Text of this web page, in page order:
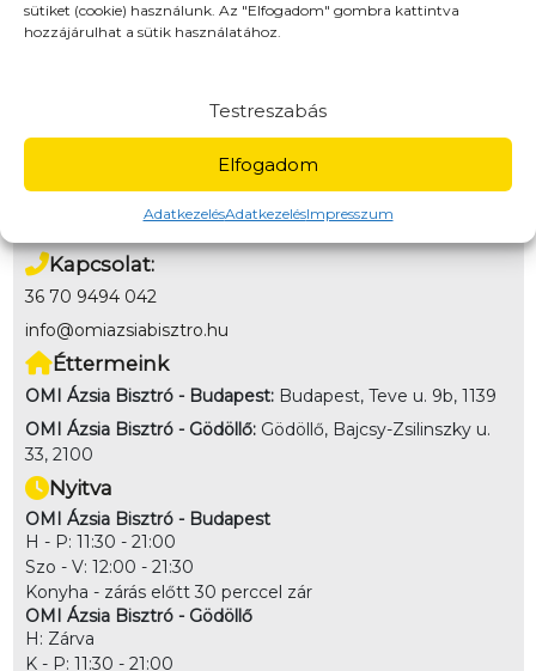
sütiket (cookie) használunk. Az "Elfogadom" gombra kattintva
hozzájárulhat a sütik használatához.
Elfogadom
Testreszabás
AdatkezelésAdatkezelésImpresszum
Szállítunk:16 -kerület, Kistarcsa, Kerepes, Mogyoród,
Gödöllő
Fizetés
Online bankkártya, Utánvét (kártya/készpénz az étel
átvételekor)
Kapcsolat:
36 70 9494 042
info@omiazsiabisztro.hu
Éttermeink
OMI Ázsia Bisztró - Budapest: Budapest, Teve u. 9b, 1139
OMI Ázsia Bisztró - Gödöllő: Gödöllő, Bajcsy-Zsilinszky u.
33, 2100
Nyitva
OMI Ázsia Bisztró - Budapest
H - P: 11:30 - 21:00
Szo - V: 12:00 - 21:30
Konyha - zárás előtt 30 perccel zár
OMI Ázsia Bisztró - Gödöllő
H: Zárva
K - P: 11:30 - 21:00